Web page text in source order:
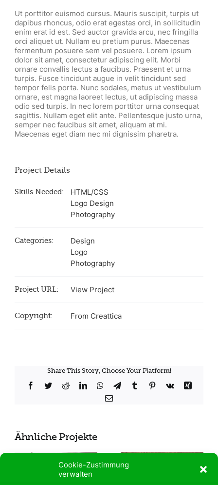
Cookie-Zustimmung
verwalten
Ut porttitor euismod cursus. Mauris suscipit, turpis ut
dapibus rhoncus, odio erat egestas orci, in sollicitudin
enim erat id est. Sed auctor gravida arcu, nec fringilla
orci aliquet ut. Nullam eu pretium purus. Maecenas
fermentum posuere sem vel posuere. Lorem ipsum
dolor sit amet, consectetur adipiscing elit. Morbi
ornare convallis lectus a faucibus. Praesent et urna
turpis. Fusce tincidunt augue in velit tincidunt sed
tempor felis porta. Nunc sodales, metus ut vestibulum
ornare, est magna laoreet lectus, ut adipiscing massa
odio sed turpis. In nec lorem porttitor urna consequat
sagittis. Nullam eget elit ante. Pellentesque justo urna,
semper nec faucibus sit amet, aliquam at mi.
Maecenas eget diam nec mi dignissim pharetra.
Project Details
Skills Needed:
HTML/CSS
Logo Design
Photography
Categories:
Design
Logo
Photography
Project URL: View Project
Copyright: From Creattica
Share This Story, Choose Your Platform!
Facebook
TwitterRedditLinkedInWhatsApp
TelegramTumblrPinterest
Vk
Xing
E-
Ähnliche Projekte